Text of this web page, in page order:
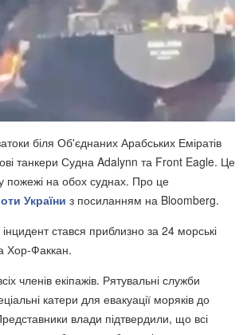
біля Об'єднаних Арабських Еміратів
танкери Судна Adalynn та Front Eagle. Це
пожежі на обох суднах. Про це
України з посиланням на Bloomberg.
стався приблизно за 24 морські
Хор-Факкан.
членів екіпажів. Рятувальні служби
катери для евакуації моряків до
влади підтвердили, що всі